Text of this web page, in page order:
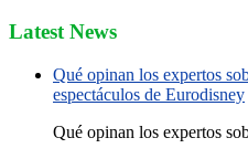
Latest News
Qué opinan los expertos
espectáculos de Eurodisney
Qué opinan los expertos